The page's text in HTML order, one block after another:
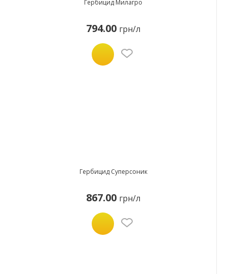
Гербицид Милагро
794.00 грн/л
Гербицид Суперсоник
867.00 грн/л